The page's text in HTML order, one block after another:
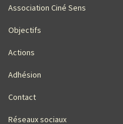
Association Ciné Sens
Objectifs
Actions
Adhésion
Contact
Réseaux sociaux